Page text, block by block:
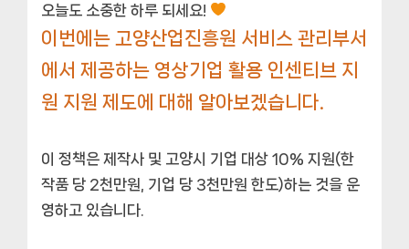
오늘도 소중한 하루 되세요!
이번에는 고양산업진흥원 서비스 관리부서
에서 제공하는 영상기업 활용 인센티브 지
원 지원 제도에 대해 알아보겠습니다.
이 정책은 제작사 및 고양시 기업 대상 10% 지원(한
작품 당 2천만원, 기업 당 3천만원 한도)하는 것을 운
영하고 있습니다.